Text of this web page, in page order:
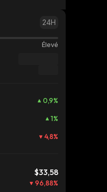
24H
Élevé
0,9%
1%
4,8%
$33,58
96,88%